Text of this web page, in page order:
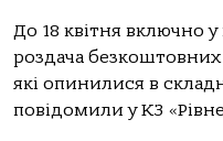
До 18 квітня включно
роздача
які опинилися в
повідомили у КЗ